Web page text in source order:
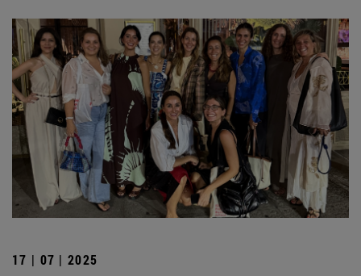
17 | 07 | 2025